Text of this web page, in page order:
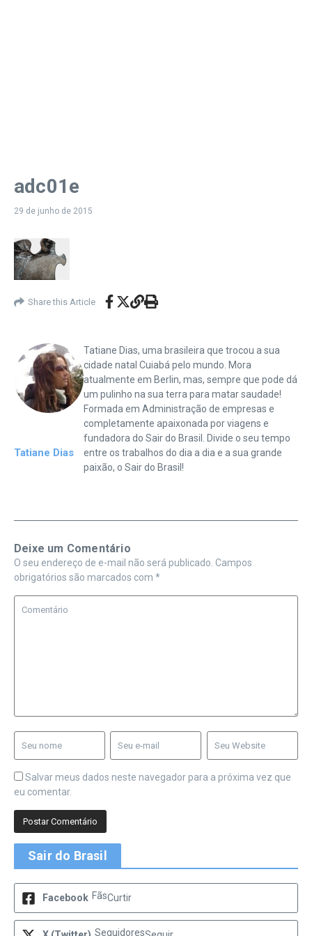
adc01e
29 de junho de 2015
Share this Article
Tatiane Dias
Tatiane Dias, uma brasileira que trocou a sua
cidade natal Cuiabá pelo mundo. Mora
atualmente em Berlin, mas, sempre que pode dá
um pulinho na sua terra para matar saudade!
Formada em Administração de empresas e
completamente apaixonada por viagens e
fundadora do Sair do Brasil. Divide o seu tempo
entre os trabalhos do dia a dia e a sua grande
paixão, o Sair do Brasil!
Deixe um Comentário
O seu endereço de e-mail não será publicado. Campos
obrigatórios são marcados com *
Salvar meus dados neste navegador para a próxima vez que
eu comentar.
Sair do Brasil
Facebook FãsCurtir
Seguidores